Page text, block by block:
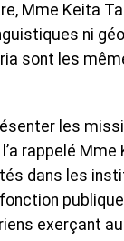
Mme Keita
ni
sont les
les
rappelé
dans les
exerçant